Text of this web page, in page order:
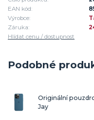
EAN kód:
Výrobce:
Záruka:
Hlídat cenu / dostupnost
Podobné
Originální
Jay